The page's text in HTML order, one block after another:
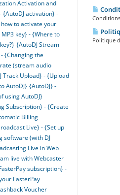
Politique
Activation and
{AutoDJ activation} -
to activate your
MP3 key} - {Where to
{AutoDJ Stream
{Changing the
(stream audio
Track Upload} - {Upload
AutoDJ} {AutoDJ} -
using AutoDJ}
Subscription} - {Create
Billing
Live} - {Set up
software (with DJ
Live in Web
live with Webcaster
subscription} -
FasterPay
Voucher